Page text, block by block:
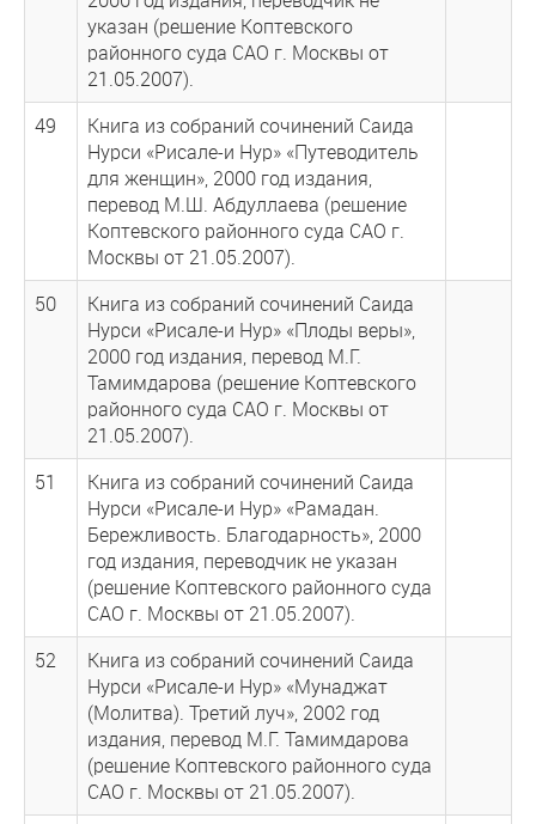
указан (решение Коптевского
районного суда САО г. Москвы от
21.05.2007).
49
Книга из собраний сочинений Саида
Нурси «Рисале-и Нур» «Путеводитель
для женщин», 2000 год издания,
перевод М.Ш. Абдуллаева (решение
Коптевского районного суда САО г.
Москвы от 21.05.2007).
50
Книга из собраний сочинений Саида
Нурси «Рисале-и Нур» «Плоды веры»,
2000 год издания, перевод М.Г.
Тамимдарова (решение Коптевского
районного суда САО г. Москвы от
21.05.2007).
51
Книга из собраний сочинений Саида
Нурси «Рисале-и Нур» «Рамадан.
Бережливость. Благодарность», 2000
год издания, переводчик не указан
(решение Коптевского районного суда
САО г. Москвы от 21.05.2007).
52
Книга из собраний сочинений Саида
Нурси «Рисале-и Нур» «Мунаджат
(Молитва). Третий луч», 2002 год
издания, перевод М.Г. Тамимдарова
(решение Коптевского районного суда
САО г. Москвы от 21.05.2007).